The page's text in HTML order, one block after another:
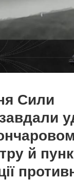
Сили
й